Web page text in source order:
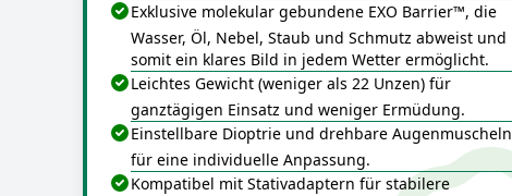
Exklusive molekular gebundene EXO Barrier™, die
Wasser, Öl, Nebel, Staub und Schmutz abweist und
somit ein klares Bild in jedem Wetter ermöglicht.
Leichtes Gewicht (weniger als 22 Unzen) für
ganztägigen Einsatz und weniger Ermüdung.
Einstellbare Dioptrie und drehbare Augenmuscheln
für eine individuelle Anpassung.
Kompatibel mit Stativadaptern für stabilere